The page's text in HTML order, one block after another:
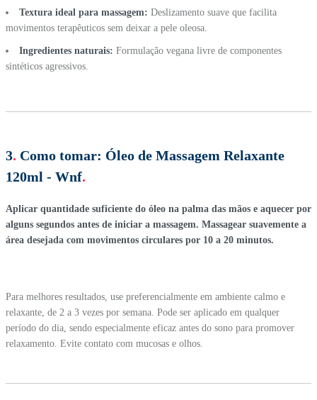
Textura ideal para massagem: Deslizamento suave que facilita
movimentos terapêuticos sem deixar a pele oleosa.
Ingredientes naturais: Formulação vegana livre de componentes
sintéticos agressivos.
3. Como tomar: Óleo de Massagem Relaxante
120ml - Wnf.
Aplicar quantidade suficiente do óleo na palma das mãos e aquecer por
alguns segundos antes de iniciar a massagem. Massagear suavemente a
área desejada com movimentos circulares por 10 a 20 minutos.
Para melhores resultados, use preferencialmente em ambiente calmo e
relaxante, de 2 a 3 vezes por semana. Pode ser aplicado em qualquer
período do dia, sendo especialmente eficaz antes do sono para promover
relaxamento. Evite contato com mucosas e olhos.